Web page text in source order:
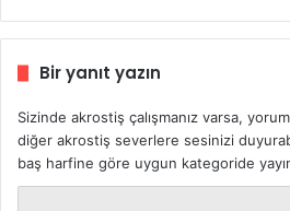
Bir yanıt yazın
Sizinde akrostiş çalışmanız varsa,
diğer akrostiş severlere sesinizi
baş harfine göre uygun kategoride